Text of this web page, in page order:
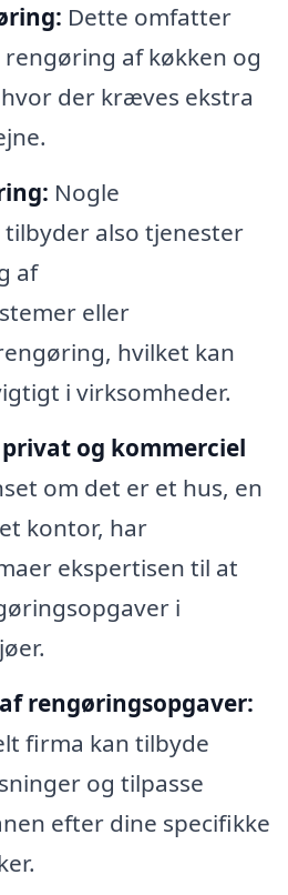
Dette omfatter
af køkken og
der kræves ekstra
Nogle
also tjenester
af
eller
hvilket kan
i virksomheder.
og kommerciel
om det er et hus, en
kontor, har
ekspertisen til at
i
rengøringsopgaver:
firma kan tilbyde
og tilpasse
efter dine specifikke